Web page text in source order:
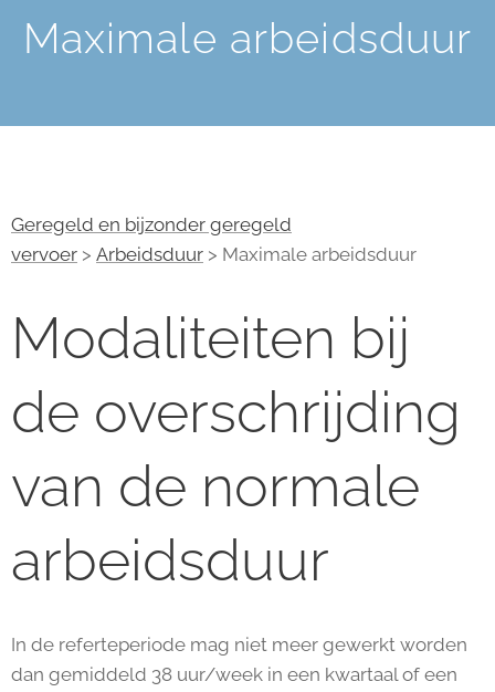
Maximale arbeidsduur
Geregeld en bijzonder geregeld
vervoer > Arbeidsduur > Maximale arbeidsduur
Modaliteiten bij
de overschrijding
van de normale
arbeidsduur
In de referteperiode mag niet meer gewerkt worden
dan gemiddeld 38 uur/week in een kwartaal of een